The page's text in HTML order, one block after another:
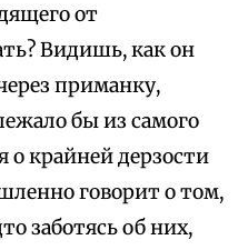
от
Видишь, как он
приманку,
бы из самого
о крайней дерзости
говорит о том,
заботясь об них,